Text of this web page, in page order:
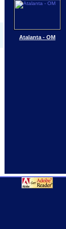
Atalanta - OM